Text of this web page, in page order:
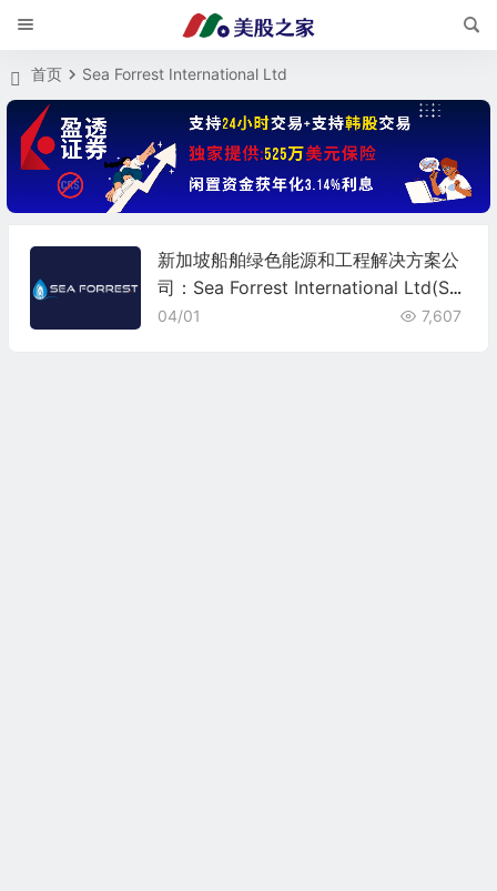
首页 Sea Forrest International Ltd
新加坡船舶绿色能源和工程解决方案公
司：Sea Forrest International Ltd(SF
TI)
04/01 7,607